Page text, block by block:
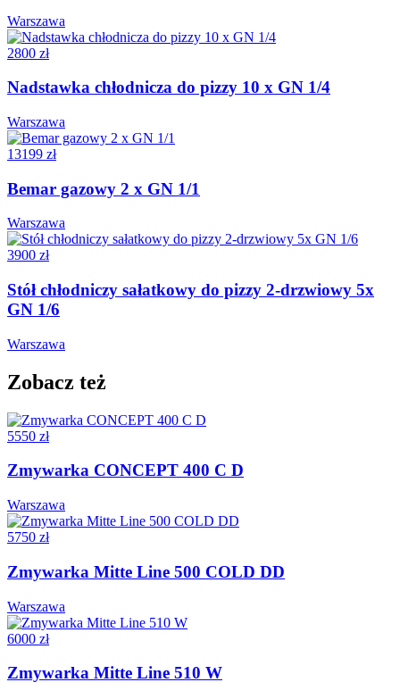
Warszawa
2800 zł
Nadstawka chłodnicza do pizzy 10 x GN 1/4
Warszawa
13199 zł
Bemar gazowy 2 x GN 1/1
Warszawa
3900 zł
Stół chłodniczy sałatkowy do pizzy 2-drzwiowy 5x
GN 1/6
Warszawa
Zobacz też
5550 zł
Zmywarka CONCEPT 400 C D
Warszawa
5750 zł
Zmywarka Mitte Line 500 COLD DD
Warszawa
6000 zł
Zmywarka Mitte Line 510 W